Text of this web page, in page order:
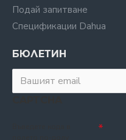
Подай запитване
Спецификации Dahua
БЮЛЕТИН